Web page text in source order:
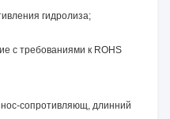
гидролиза;
с требованиями к ROHS
сопротивляющ, длинний